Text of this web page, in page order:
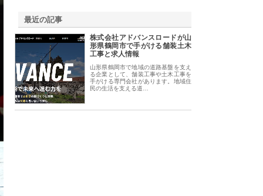
最近の記事
株式会社アドバンスロードが山
形県鶴岡市で手がける舗装土木
工事と求人情報
山形県鶴岡市で地域の道路基盤を支え
る企業として、舗装工事や土木工事を
手がける専門会社があります。地域住
民の生活を支える道…